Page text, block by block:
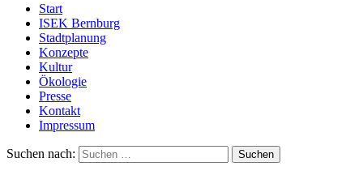
Start
ISEK Bernburg
Stadtplanung
Konzepte
Kultur
Ökologie
Presse
Kontakt
Impressum
Suchen nach: